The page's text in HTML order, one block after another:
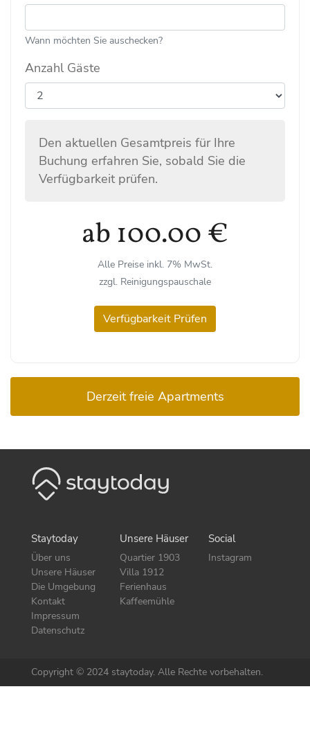
Wann möchten Sie auschecken?
Anzahl Gäste
Den aktuellen Gesamtpreis für Ihre
Buchung erfahren Sie, sobald Sie die
Verfügbarkeit prüfen.
ab 100.00 €
Alle Preise inkl. 7% MwSt.
zzgl. Reinigungspauschale
Verfügbarkeit Prüfen
Derzeit freie Apartments
Staytoday
Über uns
Unsere Häuser
Die Umgebung
Kontakt
Impressum
Datenschutz
Unsere Häuser
Quartier 1903
Villa 1912
Ferienhaus
Kaffeemühle
Social
Instagram
Copyright © 2024 staytoday. Alle Rechte vorbehalten.